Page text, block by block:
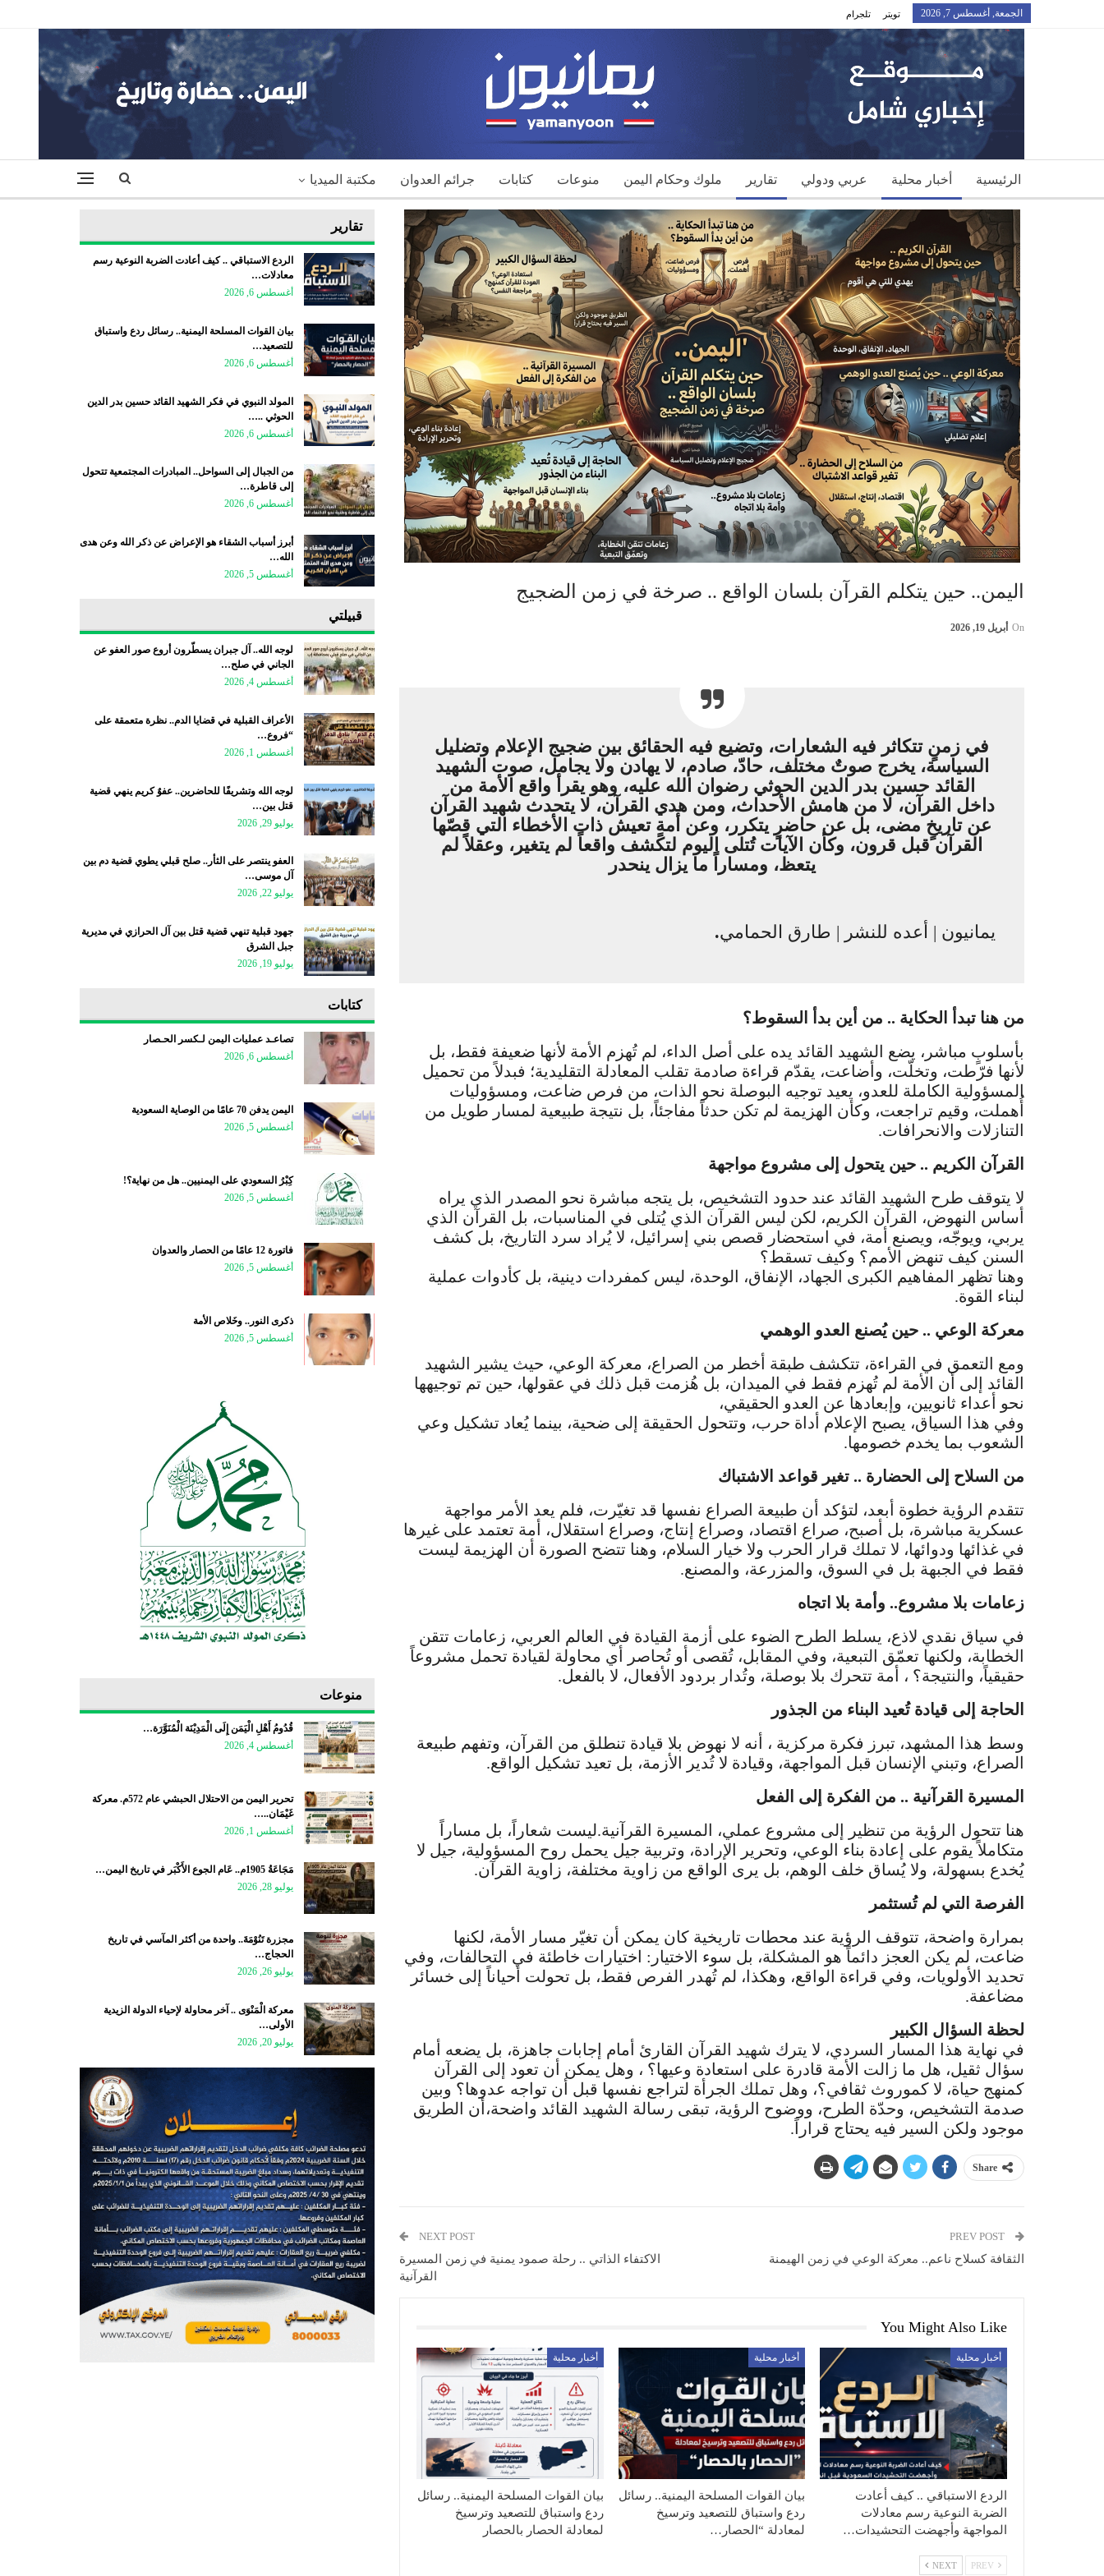
الجمعة, أغسطس 7, 2026 تويتر تلجرام
الرئيسية أخبار محلية عربي ودولي تقارير ملوك وحكام اليمن منوعات كتابات جرائم العدوان مكتبة الميديا
اليمن.. حين يتكلم القرآن بلسان الواقع .. صرخة في زمن الضجيج
On أبريل 19, 2026
في زمنٍ تتكاثر فيه الشعارات، وتضيع فيه الحقائق بين ضجيج الإعلام وتضليل
السياسة، يخرج صوتٌ مختلف، حادّ، صادم، لا يهادن ولا يجامل، صوت الشهيد
القائد حسين بدر الدين الحوثي رضوان الله عليه، وهو يقرأ واقع الأمة من
داخل القرآن، لا من هامش الأحداث، ومن هدي القرآن، لا يتحدث شهيد القرآن
عن تاريخٍ مضى، بل عن حاضرٍ يتكرر، وعن أمةٍ تعيش ذات الأخطاء التي قصّها
القرآن قبل قرون، وكأن الآيات تُتلى اليوم لتكشف واقعاً لم يتغير، وعقلاً لم
يتعظ، ومساراً ما يزال ينحدر
يمانيون | أعده للنشر | طارق الحمامي.
من هنا تبدأ الحكاية .. من أين بدأ السقوط؟
بأسلوبٍ مباشر، يضع الشهيد القائد يده على أصل الداء، لم تُهزم الأمة لأنها ضعيفة فقط، بل
لأنها فرّطت، وتخلّت، وأضاعت، يقدّم قراءة صادمة تقلب المعادلة التقليدية؛ فبدلاً من تحميل
المسؤولية الكاملة للعدو، يعيد توجيه البوصلة نحو الذات، من فرص ضاعت، ومسؤوليات
أُهملت، وقيم تراجعت، وكأن الهزيمة لم تكن حدثاً مفاجئاً، بل نتيجة طبيعية لمسار طويل من
التنازلات والانحرافات.
القرآن الكريم .. حين يتحول إلى مشروع مواجهة
لا يتوقف طرح الشهيد القائد عند حدود التشخيص، بل يتجه مباشرة نحو المصدر الذي يراه
أساس النهوض، القرآن الكريم، لكن ليس القرآن الذي يُتلى في المناسبات، بل القرآن الذي
يربي، ويوجّه، ويصنع أمة، في استحضار قصص بني إسرائيل، لا يُراد سرد التاريخ، بل كشف
السنن كيف تنهض الأمم؟ وكيف تسقط؟
وهنا تظهر المفاهيم الكبرى الجهاد، الإنفاق، الوحدة، ليس كمفردات دينية، بل كأدوات عملية
لبناء القوة.
معركة الوعي .. حين يُصنع العدو الوهمي
ومع التعمق في القراءة، تتكشف طبقة أخطر من الصراع، معركة الوعي، حيث يشير الشهيد
القائد إلى أن الأمة لم تُهزم فقط في الميدان، بل هُزمت قبل ذلك في عقولها، حين تم توجيهها
نحو أعداء ثانويين، وإبعادها عن العدو الحقيقي،
وفي هذا السياق، يصبح الإعلام أداة حرب، وتتحول الحقيقة إلى ضحية، بينما يُعاد تشكيل وعي
الشعوب بما يخدم خصومها.
من السلاح إلى الحضارة .. تغير قواعد الاشتباك
تتقدم الرؤية خطوة أبعد، لتؤكد أن طبيعة الصراع نفسها قد تغيّرت، فلم يعد الأمر مواجهة
عسكرية مباشرة، بل أصبح، صراع اقتصاد، وصراع إنتاج، وصراع استقلال، أمة تعتمد على غيرها
في غذائها ودوائها، لا تملك قرار الحرب ولا خيار السلام، وهنا تتضح الصورة أن الهزيمة ليست
فقط في الجبهة بل في السوق، والمزرعة، والمصنع.
زعامات بلا مشروع.. وأمة بلا اتجاه
في سياق نقدي لاذع، يسلط الطرح الضوء على أزمة القيادة في العالم العربي، زعامات تتقن
الخطابة، ولكنها تعمّق التبعية، وفي المقابل، تُقصى أو تُحاصر أي محاولة لقيادة تحمل مشروعاً
حقيقياً، والنتيجة؟ ، أمة تتحرك بلا بوصلة، وتُدار بردود الأفعال، لا بالفعل.
الحاجة إلى قيادة تُعيد البناء من الجذور
وسط هذا المشهد، تبرز فكرة مركزية ، أنه لا نهوض بلا قيادة تنطلق من القرآن، وتفهم طبيعة
الصراع، وتبني الإنسان قبل المواجهة، وقيادة لا تُدير الأزمة، بل تعيد تشكيل الواقع.
المسيرة القرآنية .. من الفكرة إلى الفعل
هنا تتحول الرؤية من تنظير إلى مشروع عملي، المسيرة القرآنية.ليست شعاراً، بل مساراً
متكاملاً يقوم على إعادة بناء الوعي، وتحرير الإرادة، وتربية جيل يحمل روح المسؤولية، جيل لا
يُخدع بسهولة، ولا يُساق خلف الوهم، بل يرى الواقع من زاوية مختلفة، زاوية القرآن.
الفرصة التي لم تُستثمر
بمرارة واضحة، تتوقف الرؤية عند محطات تاريخية كان يمكن أن تغيّر مسار الأمة، لكنها
ضاعت، لم يكن العجز دائماً هو المشكلة، بل سوء الاختيار: اختيارات خاطئة في التحالفات، وفي
تحديد الأولويات، وفي قراءة الواقع، وهكذا، لم تُهدر الفرص فقط، بل تحولت أحياناً إلى خسائر
مضاعفة.
لحظة السؤال الكبير
في نهاية هذا المسار السردي، لا يترك شهيد القرآن القارئ أمام إجابات جاهزة، بل يضعه أمام
سؤال ثقيل، هل ما زالت الأمة قادرة على استعادة وعيها؟ ، وهل يمكن أن تعود إلى القرآن
كمنهج حياة، لا كموروث ثقافي؟، وهل تملك الجرأة لتراجع نفسها قبل أن تواجه عدوها؟ وبين
صدمة التشخيص، وحدّة الطرح، ووضوح الرؤية، تبقى رسالة الشهيد القائد واضحة،أن الطريق
موجود ولكن السير فيه يحتاج قراراً.
Share
الثقافة كسلاح ناعم.. معركة الوعي في زمن الهيمنة
NEXT POST
الاكتفاء الذاتي .. رحلة صمود يمنية في زمن المسيرة
القرآنية
You Might Also Like
أخبار محلية
الردع الاستباقي .. كيف أعادت
الضربة النوعية رسم معادلات
المواجهة وأجهضت التحشيدات…
أخبار محلية
بيان القوات المسلحة اليمنية.. رسائل
ردع واستباق للتصعيد وترسيخ
لمعادلة “الحصار…
أخبار محلية
بيان القوات المسلحة اليمنية.. رسائل
ردع واستباق للتصعيد وترسيخ
لمعادلة الحصار بالحصار
NEXT
تقارير
الردع الاستباقي .. كيف أعادت الضربة النوعية رسم
معادلات…
أغسطس 6, 2026
بيان القوات المسلحة اليمنية.. رسائل ردع واستباق
للتصعيد…
أغسطس 6, 2026
المولد النبوي في فكر الشهيد القائد حسين بدر الدين
الحوثي ..…
أغسطس 6, 2026
من الجبال إلى السواحل.. المبادرات المجتمعية تتحول
إلى قاطرة…
أغسطس 6, 2026
أبرز أسباب الشقاء هو الإعراض عن ذكر الله وعن هدى
الله…
أغسطس 5, 2026
قبيلتي
لوجه الله.. آل جبران يسطّرون أروع صور العفو عن
الجاني في صلح…
أغسطس 4, 2026
الأعراف القبلية في قضايا الدم.. نظرة متعمقة على
“فروع…
أغسطس 1, 2026
لوجه الله وتشريفًا للحاضرين.. عفوٌ كريم ينهي قضية
قتل بين…
يوليو 29, 2026
العفو ينتصر على الثأر.. صلح قبلي يطوي قضية دم بين
آل موسى…
يوليو 22, 2026
جهود قبلية تنهي قضية قتل بين آل الحرازي في مديرية
جبل الشرق
يوليو 19, 2026
كتابات
تصاعـد عمليات اليمن لـكسر الحـصار
أغسطس 6, 2026
اليمن يدفن 70 عامًا من الوصاية السعودية
أغسطس 5, 2026
كِبْرُ السعودي على اليمنيين.. هل من نهاية؟!
أغسطس 5, 2026
فاتورة 12 عامًا من الحصار والعدوان
أغسطس 5, 2026
ذكرى النور.. وخَلاص الأمة
أغسطس 5, 2026
منوعات
قُدُومُ أَهْلِ الْيَمَن إِلَى الْمَدِيْنَة الْمُنَوَّرَة…
أغسطس 4, 2026
تحرير اليمن من الاحتلال الحبشي عام 572م. معركة
غَيْمَان..…
أغسطس 1, 2026
مَجَاعَةُ 1905م.. عَام الجوع الأَكْبَر في تاريخ اليمن…
يوليو 28, 2026
مجزرة تَنُوْمَةَ.. واحدة من أكثر المآسي في تاريخ
الحجاج…
يوليو 26, 2026
معركة الْمَنْوَى .. آخر محاولة لإحياء الدولة الزيدية
الأولى…
يوليو 20, 2026